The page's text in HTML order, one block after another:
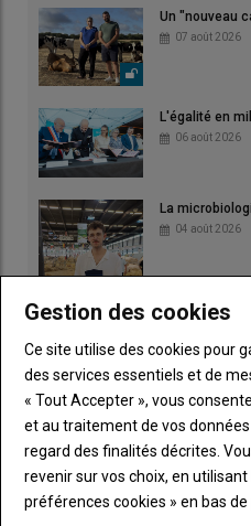
Un "nouveau
07 août 2026
L'égalité en
06 août 2026
La
04 août 2026
Gestion des cookies
Ce site utilise des cookies pour
des services essentiels et de
« Tout Accepter », vous
et au traitement de vos
regard des finalités décrites.
revenir sur vos choix, en
préférences cookies » en bas de